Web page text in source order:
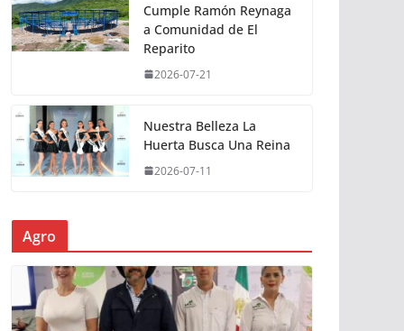
Cumple Ramón Reynaga
a Comunidad de El
Reparito
2026-07-21
Nuestra Belleza La
Huerta Busca Una Reina
2026-07-11
Agro